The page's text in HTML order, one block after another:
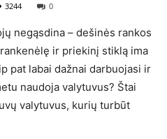
3244 0
negąsdina – dešinės rankos
ir priekinį stiklą ima
pat labai dažnai darbuojasi ir
naudoja valytuvus? Štai
valytuvus, kurių turbūt